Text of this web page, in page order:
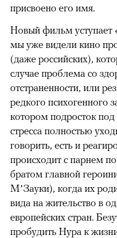
присвоено его имя.
Новый фильм уступает
мы уже видели кино
(даже российских),
случае проблема со
отстраненности, или
редкого психогенного
котором подросток
стресса полностью
говорить, есть и
происходит с парнем
братом главной
М’Зауки), когда их
вида на жительство в
европейских стран.
пробудить Нура к